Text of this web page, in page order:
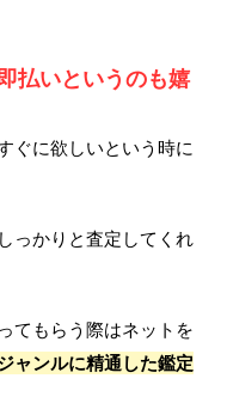
払いというのも嬉
ぐに欲しいという時に
っかりと査定してくれ
てもらう際はネットを
ャンルに精通した鑑定